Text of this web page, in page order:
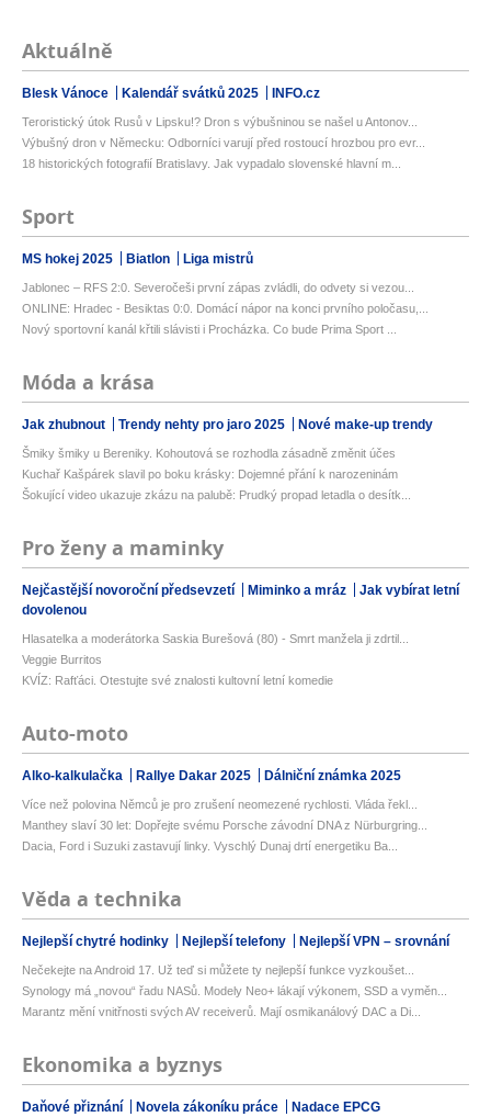
Aktuálně
Blesk Vánoce Kalendář svátků 2025 INFO.cz
Teroristický útok Rusů v Lipsku!? Dron s výbušninou se našel u Antonov...
Výbušný dron v Německu: Odborníci varují před rostoucí hrozbou pro evr...
18 historických fotografií Bratislavy. Jak vypadalo slovenské hlavní m...
Sport
MS hokej 2025 Biatlon Liga mistrů
Jablonec – RFS 2:0. Severočeši první zápas zvládli, do odvety si vezou...
ONLINE: Hradec - Besiktas 0:0. Domácí nápor na konci prvního poločasu,...
Nový sportovní kanál křtili slávisti i Procházka. Co bude Prima Sport ...
Móda a krása
Jak zhubnout Trendy nehty pro jaro 2025 Nové make-up trendy
Šmiky šmiky u Bereniky. Kohoutová se rozhodla zásadně změnit účes
Kuchař Kašpárek slavil po boku krásky: Dojemné přání k narozeninám
Šokující video ukazuje zkázu na palubě: Prudký propad letadla o desítk...
Pro ženy a maminky
Nejčastější novoroční předsevzetí Miminko a mráz
Jak vybírat letní
dovolenou
Hlasatelka a moderátorka Saskia Burešová (80) - Smrt manžela ji zdrtil...
Veggie Burritos
KVÍZ: Rafťáci. Otestujte své znalosti kultovní letní komedie
Auto-moto
Alko-kalkulačka Rallye Dakar 2025 Dálniční známka 2025
Více než polovina Němců je pro zrušení neomezené rychlosti. Vláda řekl...
Manthey slaví 30 let: Dopřejte svému Porsche závodní DNA z Nürburgring...
Dacia, Ford i Suzuki zastavují linky. Vyschlý Dunaj drtí energetiku Ba...
Věda a technika
Nejlepší chytré hodinky Nejlepší telefony Nejlepší VPN – srovnání
Nečekejte na Android 17. Už teď si můžete ty nejlepší funkce vyzkoušet...
Synology má „novou“ řadu NASů. Modely Neo+ lákají výkonem, SSD a vyměn...
Marantz mění vnitřnosti svých AV receiverů. Mají osmikanálový DAC a Di...
Ekonomika a byznys
Daňové přiznání Novela zákoníku práce Nadace EPCG